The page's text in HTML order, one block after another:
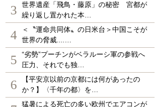
3
世界遺産「飛鳥・藤原」の秘密 宮都が
繰り返し置かれた本…
4
＜〝運命共同体〟の日米台＞中国こそが
世界の脅威....…
5
“劣勢”プーチンがベラルーシ軍の参戦へ
圧力、それでも独…
6
【平安京以前の京都には何があったの
か？】〈千年の都〉を…
猛暑による死亡の多い欧州でエアコンが